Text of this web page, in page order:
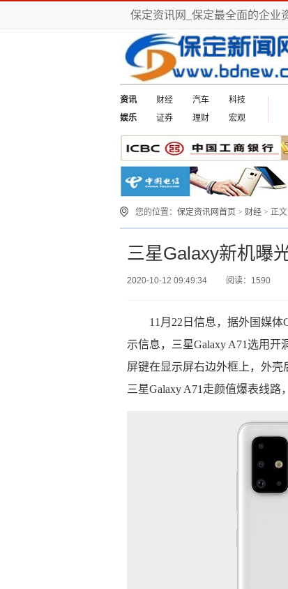
保定资讯网_保定最全面的企业
资讯 财经 汽车
科技
娱乐
证券 理财 宏观
您的位置： 保定资讯网首页 > 财经 > 正文
三星Galaxy新机曝
2020-10-12 09:49:34 阅读：1590
11月22日信息，据外国媒体
示信息，三星Galaxy A71选用
屏键在显示屏右边外框上，外壳
三星Galaxy A71走颜值爆表线路